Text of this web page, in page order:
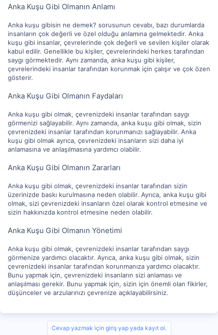
Anka Kuşu Gibi Olmanın Anlamı
Anka kuşu gibisin ne demek? sorusunun cevabı, bazı durumlarda
insanların çok değerli ve özel olduğu anlamına gelmektedir. Anka
kuşu gibi insanlar, çevrelerinde çok değerli ve sevilen kişiler olarak
kabul edilir. Genellikle bu kişiler, çevrelerindeki herkes tarafından
saygı görmektedir. Aynı zamanda, anka kuşu gibi kişiler,
çevrelerindeki insanlar tarafından korunmak için çalışır ve çok özen
gösterir.
Anka Kuşu Gibi Olmanın Faydaları
Anka kuşu gibi olmak, çevrenizdeki insanlar tarafından saygı
görmenizi sağlayabilir. Aynı zamanda, anka kuşu gibi olmak, sizin
çevrenizdeki insanlar tarafından korunmanızı sağlayabilir. Anka
kuşu gibi olmak ayrıca, çevrenizdeki insanların sizi daha iyi
anlamasına ve anlaşılmasına yardımcı olabilir.
Anka Kuşu Gibi Olmanın Zararları
Anka kuşu gibi olmak, çevrenizdeki insanlar tarafından sizin
üzerinizde baskı kurulmasına neden olabilir. Ayrıca, anka kuşu gibi
olmak, sizi çevrenizdeki insanların özel olarak kontrol etmesine ve
sizin hakkınızda kontrol etmesine neden olabilir.
Anka Kuşu Gibi Olmanın Yönetimi
Anka kuşu gibi olmak, çevrenizdeki insanlar tarafından saygı
görmenize yardımcı olacaktır. Ayrıca, anka kuşu gibi olmak, sizin
çevrenizdeki insanlar tarafından korunmanıza yardımcı olacaktır.
Bunu yapmak için, çevrenizdeki insanların sizi anlaması ve
anlaşılması gerekir. Bunu yapmak için, sizin için önemli olan fikirler,
düşünceler ve arzularınızı çevrenize açıklayabilirsiniz.
Cevap yazmak için giriş yap yada kayıt ol.